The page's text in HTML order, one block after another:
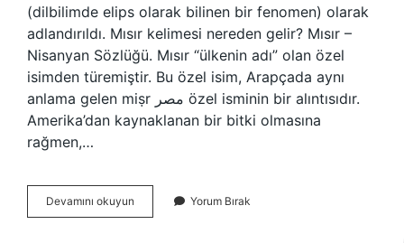
(dilbilimde elips olarak bilinen bir fenomen) olarak
adlandırıldı. Mısır kelimesi nereden gelir? Mısır –
Nisanyan Sözlüğü. Mısır “ülkenin adı” olan özel
isimden türemiştir. Bu özel isim, Arapçada aynı
anlama gelen miṣr مصر özel isminin bir alıntısıdır.
Amerika’dan kaynaklanan bir bitki olmasına
rağmen,…
Devamını okuyun
Mısır
Yorum Bırak